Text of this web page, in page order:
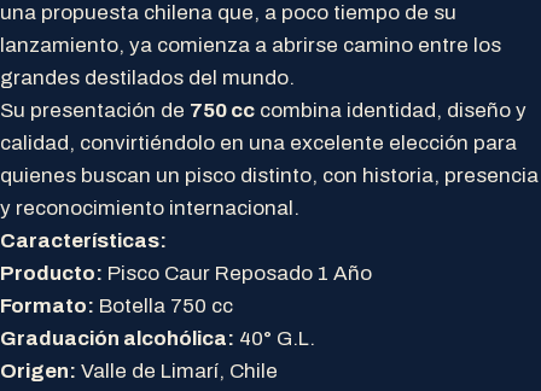
una propuesta chilena que, a poco tiempo de su
lanzamiento, ya comienza a abrirse camino entre los
grandes destilados del mundo.
Su presentación de 750 cc combina identidad, diseño y
calidad, convirtiéndolo en una excelente elección para
quienes buscan un pisco distinto, con historia, presencia
y reconocimiento internacional.
Características:
Producto: Pisco Caur Reposado 1 Año
Formato: Botella 750 cc
Graduación alcohólica: 40° G.L.
Origen: Valle de Limarí, Chile